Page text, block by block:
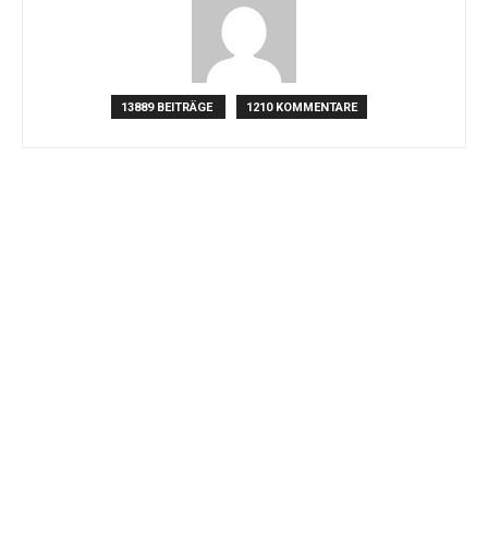
13889 BEITRÄGE 1210 KOMMENTARE